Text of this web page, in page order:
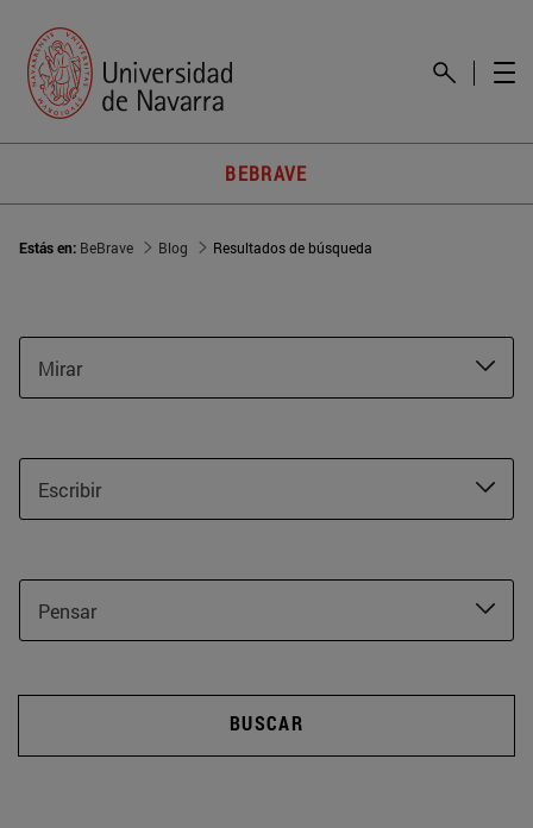
BEBRAVE
Estás en: BeBrave Blog Resultados de búsqueda
Mirar
Escribir
Pensar
BUSCAR